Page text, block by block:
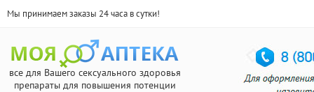
Мы принимаем заказы 24 часа в сутки!
все для Вашего сексуального здоровья
препараты для повышения потенции